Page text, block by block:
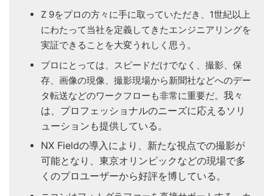
Z 9をプロの方々に手に取っていただき、1世紀以上
にわたって当社を定義してきたエンジニアリングを
実証できることを大変うれしく思う。
プロにとっては、スピードだけでなく、撮影、保
存、画像の現像、撮影現場から新聞社などへのデー
タ転送などのワークフローも非常に重要だ。 我々
は、プロフェッショナルのニーズに応えるソリ
ューションも提供している。
NX Fieldの導入により、新たな視点での撮影が
可能となり、東京オリンピックなどの現場で多
くのプロユーザーから好評を博している。